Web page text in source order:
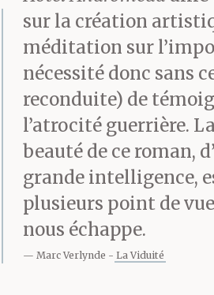
Un temps.
Il la lui passe de
côté de la table.
— Je ne sais
Elle dit :
sur la création
méditation sur
nécessité donc sans
reconduite) de
l’atrocité guerrière.
beauté de ce roman,
grande intelligence,
plusieurs point de
nous échappe.
Marc Verlynde La Viduité